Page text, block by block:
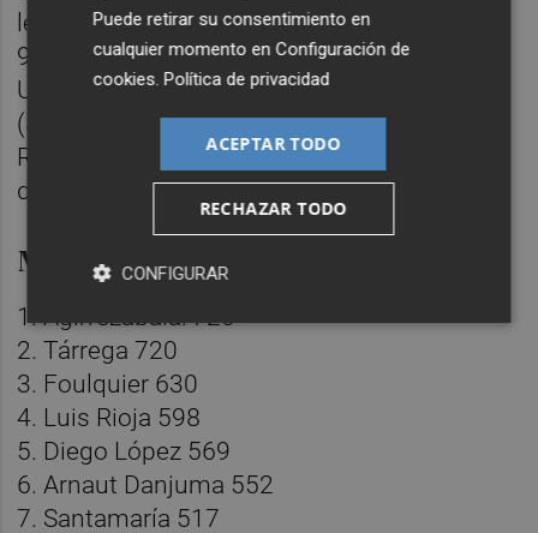
lesión y ser titular en Girona. Con menos de
90 minutos en ocho jornadas se encuentran
Ugrinic (89), André Almeida (87) y Ramazani
(85). En el último lugar figuran Cömert,
Rivero y Dimitrievski puesto que no han
debutado esta campaña.
Minutos jugados esta temporada
1. Agirrezabala: 720
2. Tárrega 720
3. Foulquier 630
4. Luis Rioja 598
5. Diego López 569
6. Arnaut Danjuma 552
7. Santamaría 517
Puede retirar su consentimiento en
cualquier momento enConfiguración de
cookies .Política de privacidad
ACEPTAR TODO
RECHAZAR TODO
CONFIGURAR